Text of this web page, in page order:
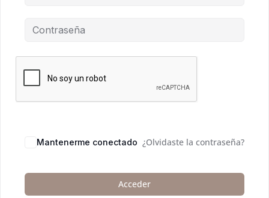
Mantenerme conectado ¿Olvidaste la contraseña?
Acceder